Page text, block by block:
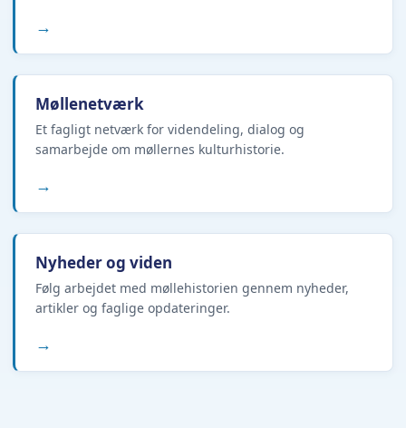
→
Møllenetværk
Et fagligt netværk for videndeling, dialog og
samarbejde om møllernes kulturhistorie.
→
Nyheder og viden
Følg arbejdet med møllehistorien gennem nyheder,
artikler og faglige opdateringer.
→